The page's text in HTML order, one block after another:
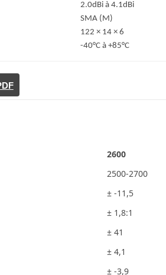
2.0dBi à 4.1dBi
SMA (M)
122 × 14 × 6
-40°C à +85°C
2600
2500-2700
± -11,5
± 1,8:1
± 41
± 4,1
± -3,9